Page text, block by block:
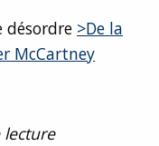
désordre >De la
McCartney
lecture